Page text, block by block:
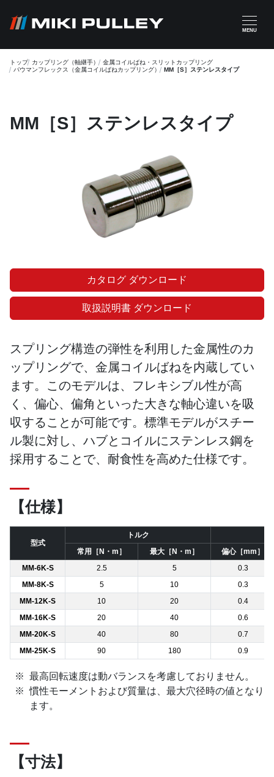
MENU
トップ カップリング（軸継手） 金属コイルばね・スリットカップリング
バウマンフレックス（金属コイルばねカップリング） MM［S］ステンレスタイプ
MM［S］ステンレスタイプ
カタログ ダウンロード
取扱説明書 ダウンロード
スプリング構造の弾性を利用した金属性のカ
ップリングで、金属コイルばねを内蔵してい
ます。このモデルは、フレキシブル性が高
く、偏心、偏角といった大きな軸心違いを吸
収することが可能です。標準モデルがスチー
ル製に対し、ハブとコイルにステンレス鋼を
採用することで、耐食性を高めた仕様です。
【仕様】
型式
トルク
常用［N・m］
最大［N・m］
偏心［mm］
MM-6K-S
2.5 5
0.3
MM-8K-S
5 10
0.3
MM-12K-S
10 20
0.4
MM-16K-S
20 40
0.6
MM-20K-S
40 80
0.7
MM-25K-S
90 180 0.9
最高回転速度は動バランスを考慮しておりません。
慣性モーメントおよび質量は、最大穴径時の値となり
ます。
【寸法】